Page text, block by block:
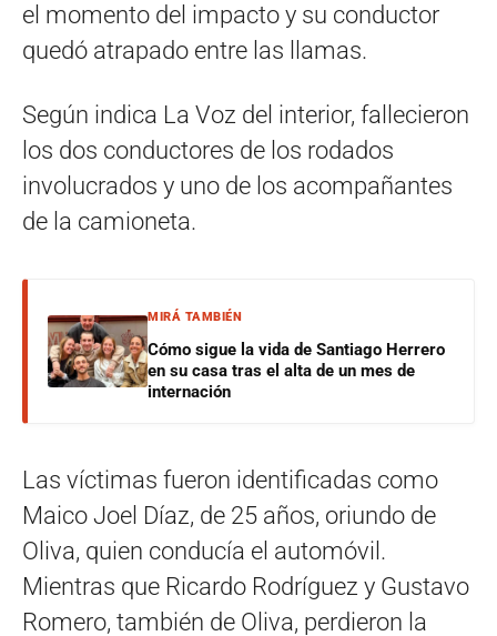
el momento del impacto y su conductor
quedó atrapado entre las llamas.
Según indica La Voz del interior, fallecieron
los dos conductores de los rodados
involucrados y uno de los acompañantes
de la camioneta.
MIRÁ TAMBIÉN
Cómo sigue la vida de Santiago Herrero
en su casa tras el alta de un mes de
internación
Las víctimas fueron identificadas como
Maico Joel Díaz, de 25 años, oriundo de
Oliva, quien conducía el automóvil.
Mientras que Ricardo Rodríguez y Gustavo
Romero, también de Oliva, perdieron la